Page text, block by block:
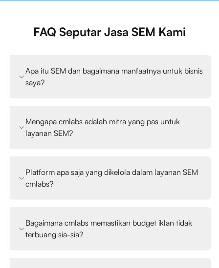
FAQ Seputar Jasa SEM Kami
Apa itu SEM dan bagaimana manfaatnya untuk bisnis
saya?
Mengapa cmlabs adalah mitra yang pas untuk
layanan SEM?
Platform apa saja yang dikelola dalam layanan SEM
cmlabs?
Bagaimana cmlabs memastikan budget iklan tidak
terbuang sia-sia?